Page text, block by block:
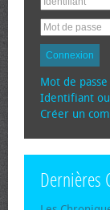
Connexion
Mot de
Identifiant
Créer un
Dernières